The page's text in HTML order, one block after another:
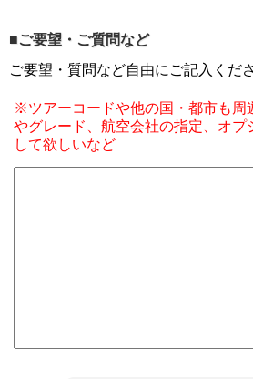
■ご要望・ご質問など
ご要望・質問など自由にご記入くだ
※ツアーコードや他の国・都市も周
やグレード、航空会社の指定、オプ
して欲しいなど